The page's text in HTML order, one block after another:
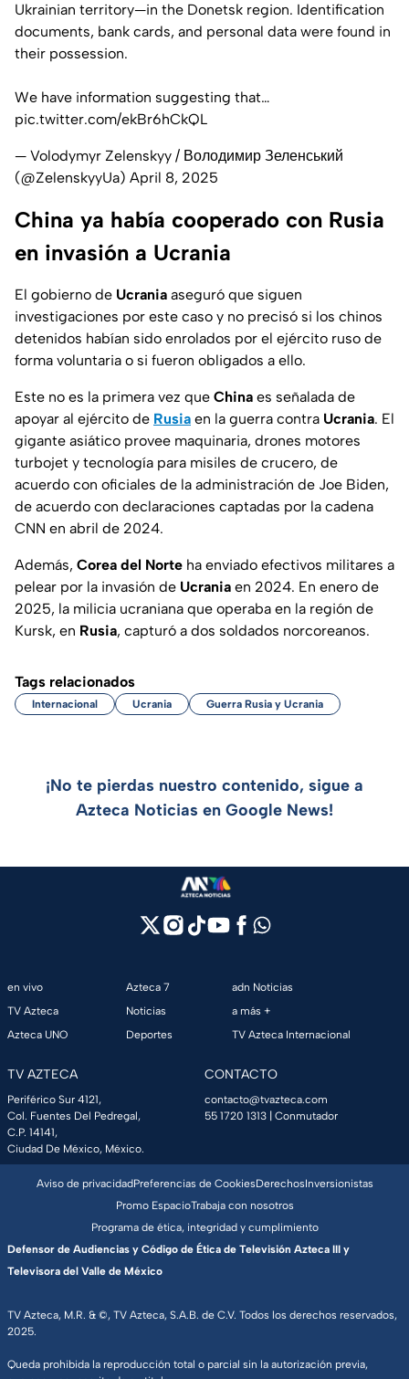
Ukrainian territory—in the Donetsk region. Identification
documents, bank cards, and personal data were found in
their possession.
We have information suggesting that…
pic.twitter.com/ekBr6hCkQL
— Volodymyr Zelenskyy / Володимир Зеленський
(@ZelenskyyUa) April 8, 2025
China ya había cooperado con Rusia
en invasión a Ucrania
El gobierno de Ucrania aseguró que siguen
investigaciones por este caso y no precisó si los chinos
detenidos habían sido enrolados por el ejército ruso de
forma voluntaria o si fueron obligados a ello.
Este no es la primera vez que China es señalada de
apoyar al ejército de Rusia en la guerra contra Ucrania. El
gigante asiático provee maquinaria, drones motores
turbojet y tecnología para misiles de crucero, de
acuerdo con oficiales de la administración de Joe Biden,
de acuerdo con declaraciones captadas por la cadena
CNN en abril de 2024.
Además, Corea del Norte ha enviado efectivos militares a
pelear por la invasión de Ucrania en 2024. En enero de
2025, la milicia ucraniana que operaba en la región de
Kursk, en Rusia, capturó a dos soldados norcoreanos.
Tags relacionados
Internacional Ucrania Guerra Rusia y Ucrania
¡No te pierdas nuestro contenido, sigue a
Azteca Noticias en Google News!
en vivo
TV Azteca
Azteca UNO
Azteca 7
Noticias
Deportes
adn Noticias
a más +
TV Azteca Internacional
TV AZTECA
Periférico Sur 4121,
Col. Fuentes Del Pedregal,
C.P. 14141,
Ciudad De México, México.
CONTACTO
contacto@tvazteca.com
55 1720 1313 | Conmutador
TV Azteca, M.R. & ©, TV Azteca, S.A.B. de C.V. Todos los derechos reservados,
2025.
Queda prohibida la reproducción total o parcial sin la autorización previa,
Aviso de privacidadPreferencias de CookiesDerechosInversionistas
Promo EspacioTrabaja con nosotros
Programa de ética, integridad y cumplimiento
Defensor de Audiencias y Código de Ética de Televisión Azteca III y
Televisora del Valle de México